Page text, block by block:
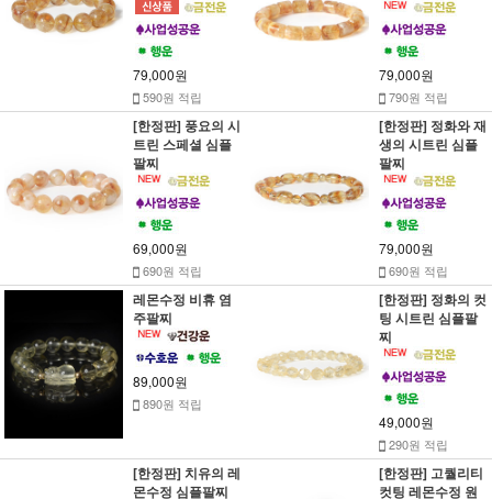
79,000원
590원 적립
79,000원
790원 적립
[한정판] 풍요의 시
트린 스페셜 심플
팔찌
69,000원
690원 적립
[한정판] 정화와 재
생의 시트린 심플
팔찌
79,000원
690원 적립
레몬수정 비휴 염
주팔찌
89,000원
890원 적립
[한정판] 정화의 컷
팅 시트린 심플팔
찌
49,000원
290원 적립
[한정판] 치유의 레
몬수정 심플팔찌
[한정판] 고퀄리티
컷팅 레몬수정 원